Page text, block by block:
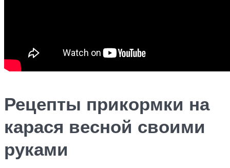
Рецепты прикормки на
карася весной своими
руками